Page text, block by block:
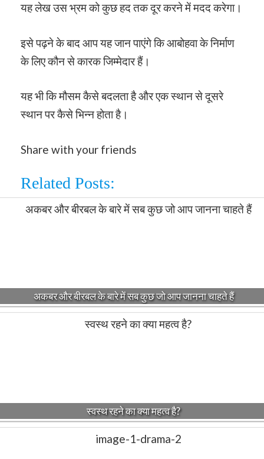
यह लेख उस भ्रम को कुछ हद तक दूर करने में मदद करेगा।
इसे पढ़ने के बाद आप यह जान पाएंगे कि आबोहवा के निर्माण
के लिए कौन से कारक जिम्मेदार हैं।
यह भी कि मौसम कैसे बदलता है और एक स्थान से दूसरे
स्थान पर कैसे भिन्न होता है।
Share with your friends
Related Posts:
अकबर और बीरबल के बारे में सब कुछ जो आप जानना चाहते हैं
स्वस्थ रहने का क्या महत्व है?